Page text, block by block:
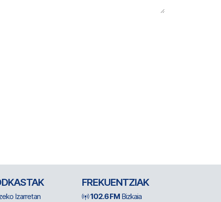
Izarretan
FREKUENTZIAK
102.6 FM Bizkaia